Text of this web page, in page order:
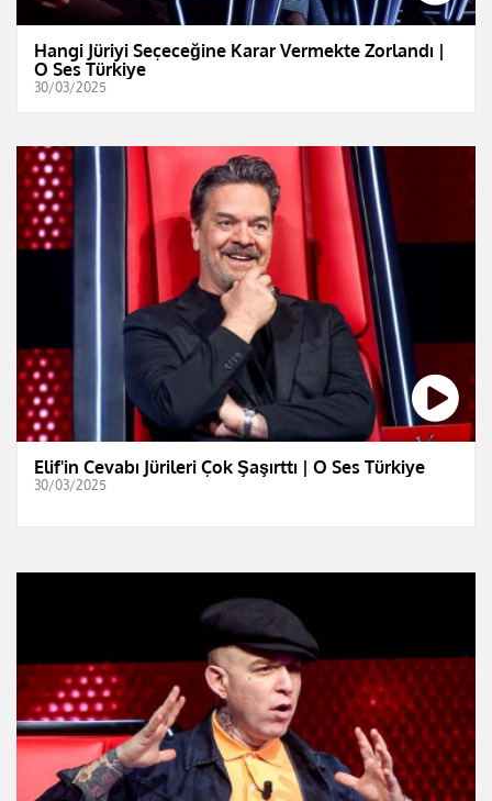
Hangi Jüriyi Seçeceğine Karar Vermekte Zorlandı |
O Ses Türkiye
30/03/2025
Elif'in Cevabı Jürileri Çok Şaşırttı | O Ses Türkiye
30/03/2025